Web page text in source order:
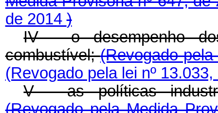
de 2014)
IV - o desempenho
combustível;(Revogado
(Revogado pela lei nº
V - as políticas
(Revogado pela Medida